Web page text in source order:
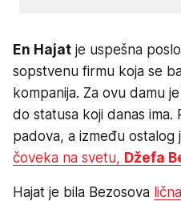
En Hajat je uspešna
sopstvenu firmu koja se
kompanija. Za ovu damu
do statusa koji danas ima.
padova, a između ostalog
čoveka na svetu, Džefa
Hajat je bila Bezosova